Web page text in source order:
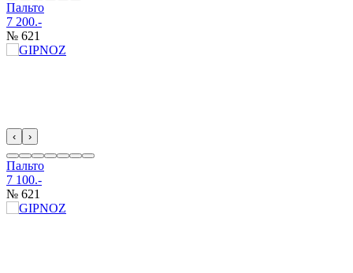
Пальто
7 200.-
№ 621
‹ ›
Пальто
7 100.-
№ 621